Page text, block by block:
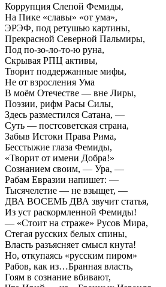
Коррупция Слепой Фемиды,
На Пике «славы» «от ума»,
ЭРЭФ, под ретушью картины,
Прекрасной Северной Пальмиры,
Под по-зо-ло-то-ю руна,
Скрывая РПЦ активы,
Творит поддержанные мифы,
Не от взросления Ума
В моём Отечестве — вне Лиры,
Поэзии, рифм Расы Силы,
Здесь разместился Сатана, —
Суть — постсоветская страна,
Забыв Истоки Права Рима,
Бесстыжие глаза Фемиды,
«Творит от имени Добра!»
Сознанием своим, — Ура, —
Рабам Евразии напишет: —
Тысячелетие — не взыщет, —
ДВА ВОСЕМЬ ДВА звучит статья,
Из уст раскормленной Фемиды!
— «Стоит на страже» Русов Мира,
Стегая русских белых спины,
Власть разъясняет смысл кнута!
Но, откупаясь «русским пиром»
Рабов, как из…Бранная власть,
Гоям в сознание вбивают,